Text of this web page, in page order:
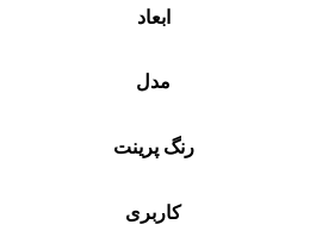
ابعاد
مدل
رنگ پرینت
کاربری